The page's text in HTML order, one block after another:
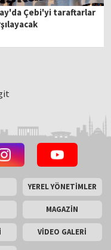
Çebi'yi taraftarlar
YEREL YÖNETİMLER
MAGAZİN
VİDEO GALERİ